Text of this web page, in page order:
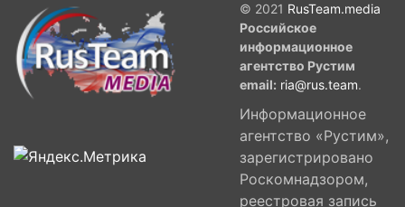
© 2021 RusTeam.media
Российское
информационное
агентство Рустим
email: ria@rus.team.
Информационное
агентство «Рустим»,
зарегистрировано
Роскомнадзором,
реестровая запись